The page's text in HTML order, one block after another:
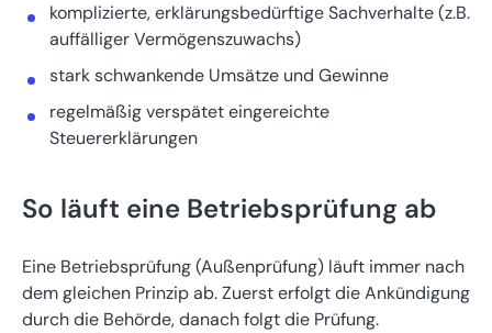
komplizierte, erklärungsbedürftige Sachverhalte (z.B.
auffälliger Vermögenszuwachs)
stark schwankende Umsätze und Gewinne
regelmäßig verspätet eingereichte
Steuererklärungen
So läuft eine Betriebsprüfung ab
Eine Betriebsprüfung (Außenprüfung) läuft immer nach
dem gleichen Prinzip ab. Zuerst erfolgt die Ankündigung
durch die Behörde, danach folgt die Prüfung.